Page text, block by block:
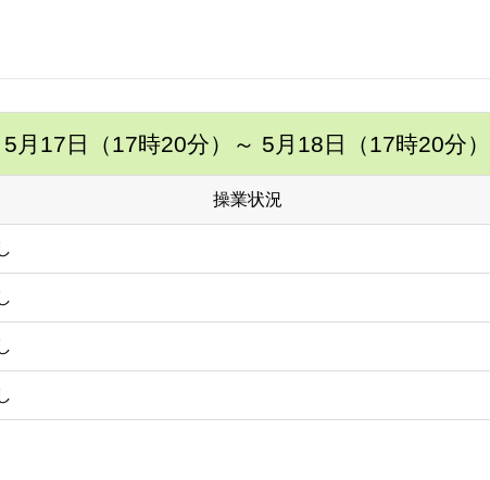
5月17日（17時20分） ～ 5月18日（17時20分）
操業状況